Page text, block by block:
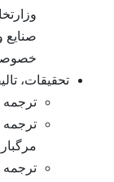
صنایع
تحقیقات،
ترجمه
ترجمه
مرگبار
ترجمه